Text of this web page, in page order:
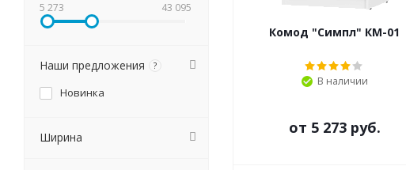
Комод "Симпл" КМ-01
В наличии
от 5 273 руб.
5 273 43 095
Наши предложения ?
Новинка
Ширина